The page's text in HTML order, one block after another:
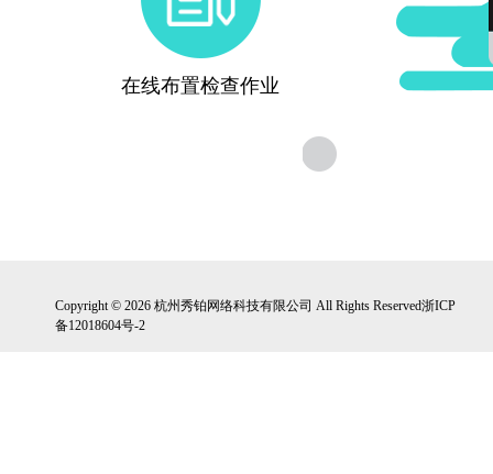
在线布置检查作业
Copyright © 2026 杭州秀铂网络科技有限公司 All Rights Reserved浙ICP
备12018604号-2